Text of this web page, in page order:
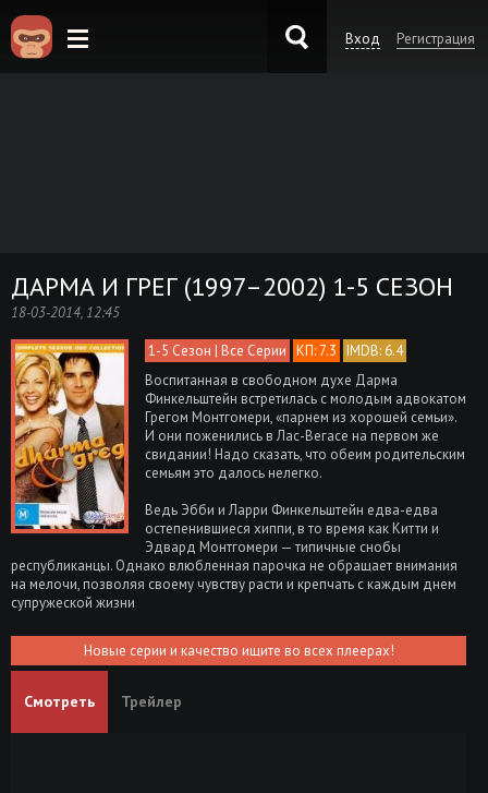
Вход Регистрация
ДАРМА И ГРЕГ (1997–2002) 1-5 СЕЗОН
18-03-2014, 12:45
1-5 Сезон | Все Серии КП: 7.3 IMDB: 6.4
Воспитанная в свободном духе Дарма
Финкельштейн встретилась с молодым адвокатом
Грегом Монтгомери, «парнем из хорошей семьи».
И они поженились в Лас-Вегасе на первом же
свидании! Надо сказать, что обеим родительским
семьям это далось нелегко.
Ведь Эбби и Ларри Финкельштейн едва-едва
остепенившиеся хиппи, в то время как Китти и
Эдвард Монтгомери — типичные снобы
республиканцы. Однако влюбленная парочка не обращает внимания
на мелочи, позволяя своему чувству расти и крепчать с каждым днем
супружеской жизни
Новые серии и качество ищите во всех плеерах!
Смотреть Трейлер